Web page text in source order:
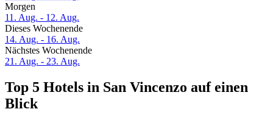
Morgen
11. Aug. - 12. Aug.
Dieses Wochenende
14. Aug. - 16. Aug.
Nächstes Wochenende
21. Aug. - 23. Aug.
Top 5 Hotels in San Vincenzo auf einen
Blick